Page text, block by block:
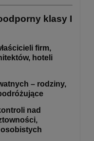
klasy I
firm,
hoteli
– rodziny,
nad